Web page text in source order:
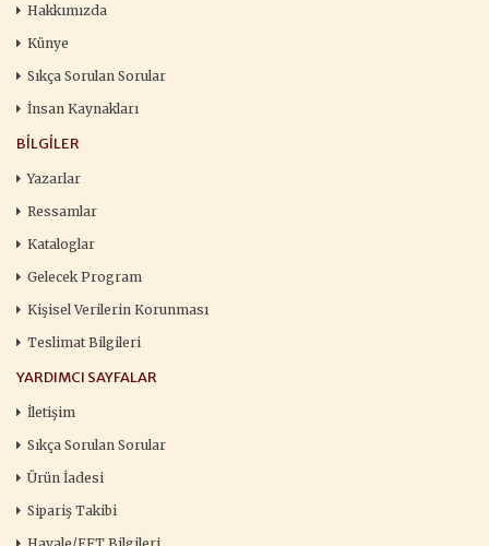
Hakkımızda
Künye
Sıkça Sorulan Sorular
İnsan Kaynakları
BILGILER
Yazarlar
Ressamlar
Kataloglar
Gelecek Program
Kişisel Verilerin Korunması
Teslimat Bilgileri
YARDIMCI SAYFALAR
İletişim
Sıkça Sorulan Sorular
Ürün İadesi
Sipariş Takibi